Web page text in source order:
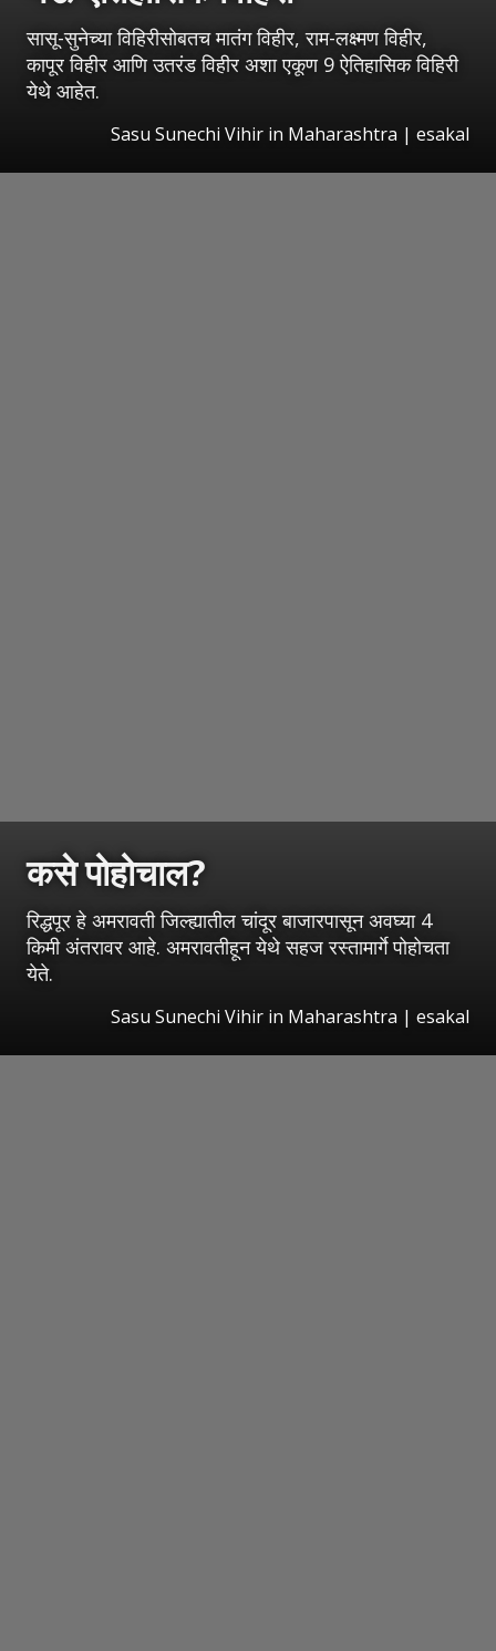
सासू-सुनेच्या विहिरीसोबतच मातंग विहीर, राम-लक्ष्मण विहीर,
कापूर विहीर आणि उतरंड विहीर अशा एकूण 9 ऐतिहासिक विहिरी
येथे आहेत.
Sasu Sunechi Vihir in Maharashtra | esakal
कसे पोहोचाल?
रिद्धपूर हे अमरावती जिल्ह्यातील चांदूर बाजारपासून अवघ्या 4
किमी अंतरावर आहे. अमरावतीहून येथे सहज रस्तामार्गे पोहोचता
येते.
Sasu Sunechi Vihir in Maharashtra | esakal